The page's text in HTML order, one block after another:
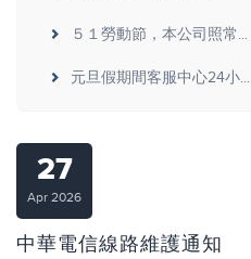
５１勞動節，本公司照常...
元旦假期間客服中心24小...
27
Apr 2026
中華電信線路維護通知